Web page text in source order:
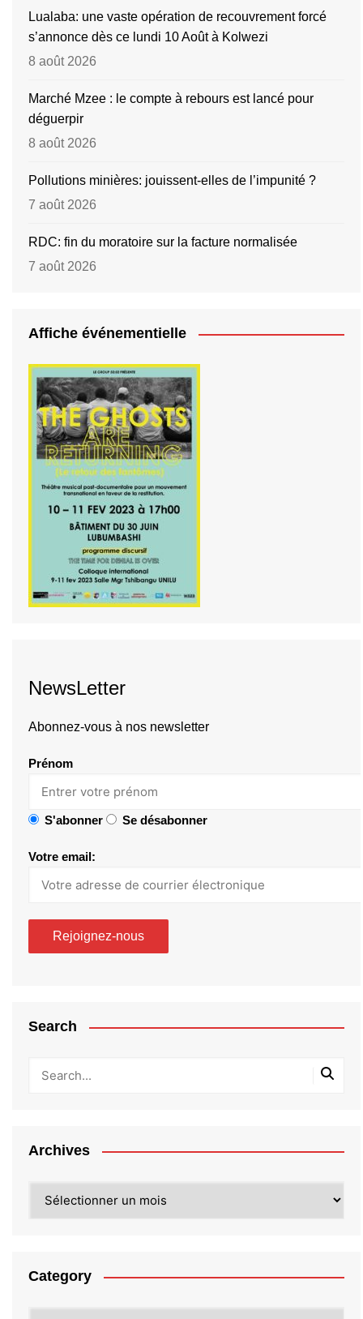
Lualaba: une vaste opération de recouvrement forcé
s’annonce dès ce lundi 10 Août à Kolwezi
8 août 2026
Marché Mzee : le compte à rebours est lancé pour
déguerpir
8 août 2026
Pollutions minières: jouissent-elles de l’impunité ?
7 août 2026
RDC: fin du moratoire sur la facture normalisée
7 août 2026
Affiche événementielle
NewsLetter
Abonnez-vous à nos newsletter
Prénom
S'abonner Se désabonner
Votre email:
Search
Archives
Category